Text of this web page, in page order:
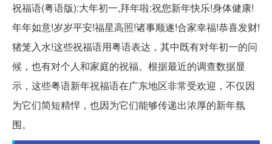
祝福语(粤语版):大年初一,拜年啦:祝您新年快乐!身体健康!
年年如意!岁岁平安!福星高照!诸事顺遂!合家幸福!恭喜发财!
猪笼入水!这些祝福语用粤语表达，其中既有对年初一的问
候，也有对个人和家庭的祝福。根据最近的调查数据显
示，这些粤语新年祝福语在广东地区非常受欢迎，不仅因
为它们简短精悍，也因为它们能够传递出浓厚的新年氛
围。